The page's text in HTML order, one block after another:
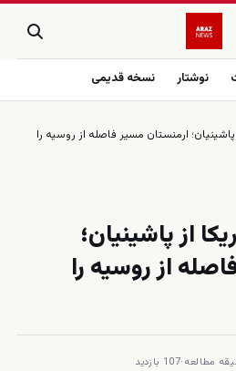
نوشتار نسخه قدیمی
ارمنستان مسير فاصله از روسيه را
از پاشينيان؛
از روسيه را
·107 بازدید